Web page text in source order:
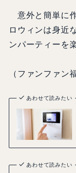
意外と簡単に
ロウィンは身近
ンパーティーを
（ファンファン
あわせて読みたい
あわせて読みたい